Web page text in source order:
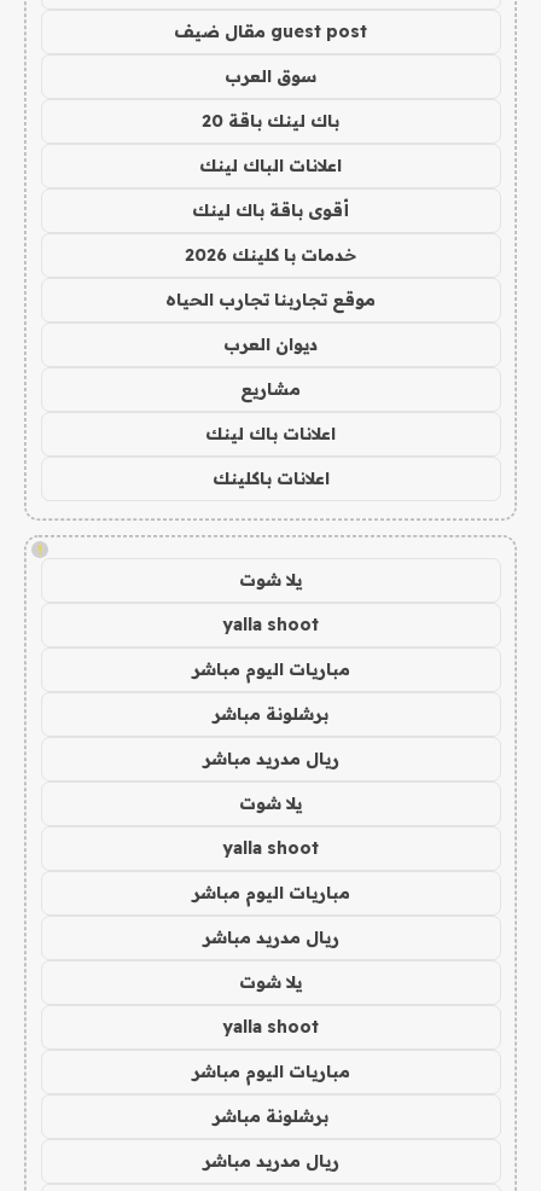
guest post مقال ضيف
سوق العرب
باك لينك باقة 20
اعلانات الباك لينك
أقوى باقة باك لينك
خدمات با كلينك 2026
موقع تجاربنا تجارب الحياه
ديوان العرب
مشاريع
اعلانات باك لينك
اعلانات باكلينك
!
يلا شوت
yalla shoot
مباريات اليوم مباشر
برشلونة مباشر
ريال مدريد مباشر
يلا شوت
yalla shoot
مباريات اليوم مباشر
ريال مدريد مباشر
يلا شوت
yalla shoot
مباريات اليوم مباشر
برشلونة مباشر
ريال مدريد مباشر